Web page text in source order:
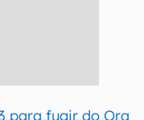
para fugir do Ora